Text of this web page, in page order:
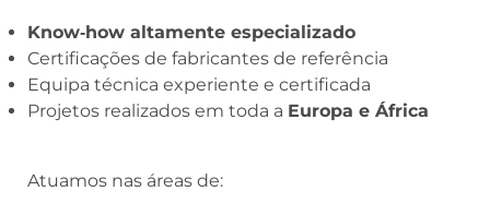
Know‑how altamente especializado
Certificações de fabricantes de referência
Equipa técnica experiente e certificada
Projetos realizados em toda a Europa e África
Atuamos nas áreas de: